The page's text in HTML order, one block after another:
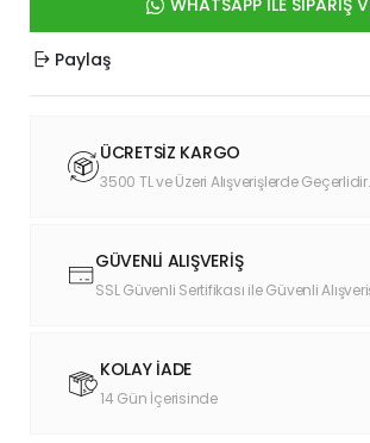
WHATSAPP İLE SİPARİŞ
Paylaş
ÜCRETSİZ KARGO
3500 TL ve Üzeri Alışverişlerde Geçerlidir.
GÜVENLİ ALIŞVERİŞ
SSL Güvenli Sertifikası ile Güvenli
KOLAY İADE
14 Gün İçerisinde